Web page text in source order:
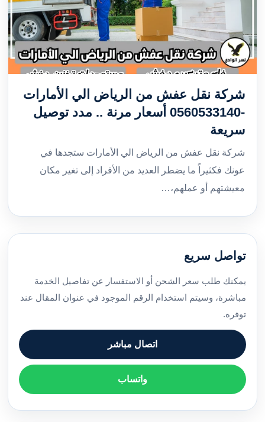
شركة نقل عفش من الرياض الي الأمارات
-0560533140 أسعار مرنة .. مدد توصيل
سريعة
شركة نقل عفش من الرياض الي الأمارات ستجدها في
عونك فكثيراً ما يضطر العديد من الأفراد إلى تغير مكان
معيشتهم أو عملهم،…
تواصل سريع
يمكنك طلب سعر الشحن أو الاستفسار عن تفاصيل الخدمة
مباشرة، وسيتم استخدام الرقم الموجود في عنوان المقال عند
توفره.
اتصال مباشر
واتساب